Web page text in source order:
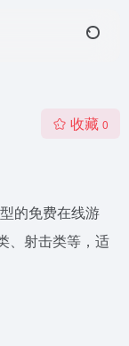
收藏 0
的免费在线游
、射击类等，适